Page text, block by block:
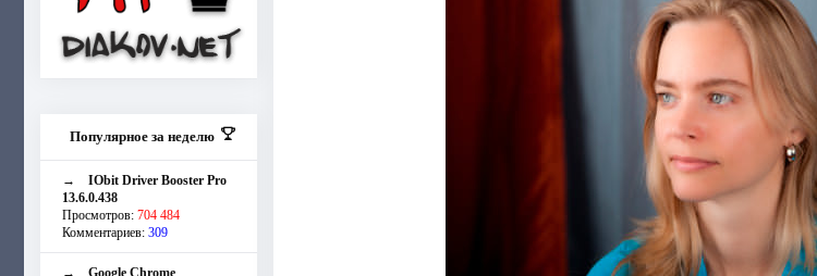
Популярное за неделю
→ IObit Driver Booster Pro
13.6.0.438
Просмотров: 704 484
Комментариев: 309
→ Google Chrome